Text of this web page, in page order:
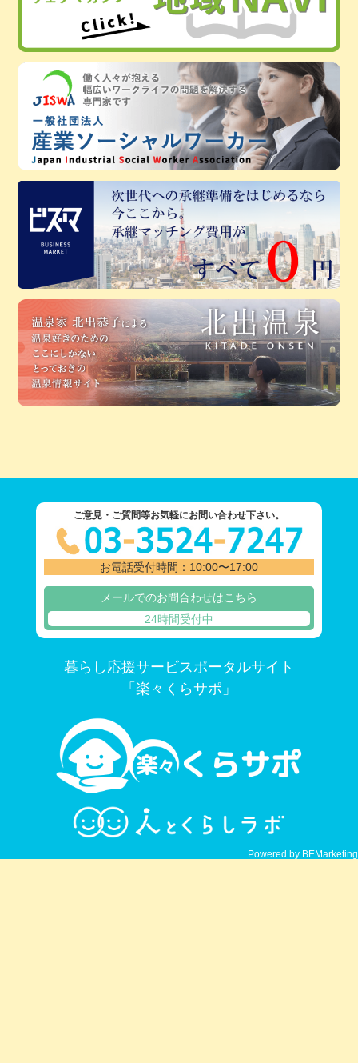
ご意見・ご質問等お気軽にお問い合わせ下さい。
お電話受付時間：10:00〜17:00
メールでのお問合わせはこちら
24時間受付中
暮らし応援サービスポータルサイト
「楽々くらサポ」
Powered by BEMarketing